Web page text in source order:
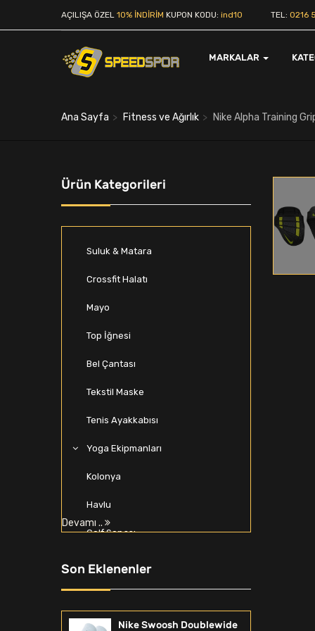
AÇILIŞA ÖZEL 10% İNDİRİM KUPON KODU: ind10 TEL: 0216
MARKALAR
Ana Sayfa Fitness ve Ağırlık Nike Alpha Training
Ürün Kategorileri
Suluk & Matara
Crossfit Halatı
Mayo
Top İğnesi
Bel Çantası
Tekstil Maske
Tenis Ayakkabısı
Yoga Ekipmanları
Kolonya
Havlu
Golf Sopası
Basketbol Bilekliği
Kapak & Kılıf
Devamı ..
Son Eklenenler
Nike Swoosh Doublewide